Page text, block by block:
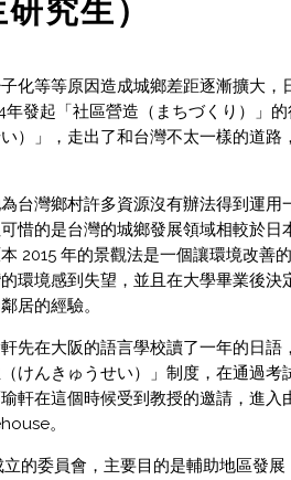
究生）
化等等原因造成城鄉差距逐漸擴大，
發起「社區營造（まちづくり）」的
）」，走出了和台灣不太一樣的道路
台灣鄉村許多資源沒有辦法得到運用
惜的是台灣的城鄉發展領域相較於日
2015 年的景觀法是一個讓環境改善
環境感到失望，並且在大學畢業後決
居的經驗。
先在大阪的語言學校讀了一年的日語
けんきゅうせい）」制度，在通過考
軒在這個時候受到教授的邀請，進入
。
的委員會，主要目的是輔助地區發